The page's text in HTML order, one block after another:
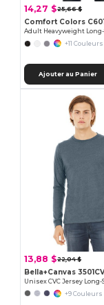
14,27 $25,66 $
Comfort Colors
Adult Heavyweight Long-
+11 Couleurs
Ajouter au Panier
13,88 $22,04 $
Bella+Canvas
Unisex CVC Jersey Long-
+9 Couleurs